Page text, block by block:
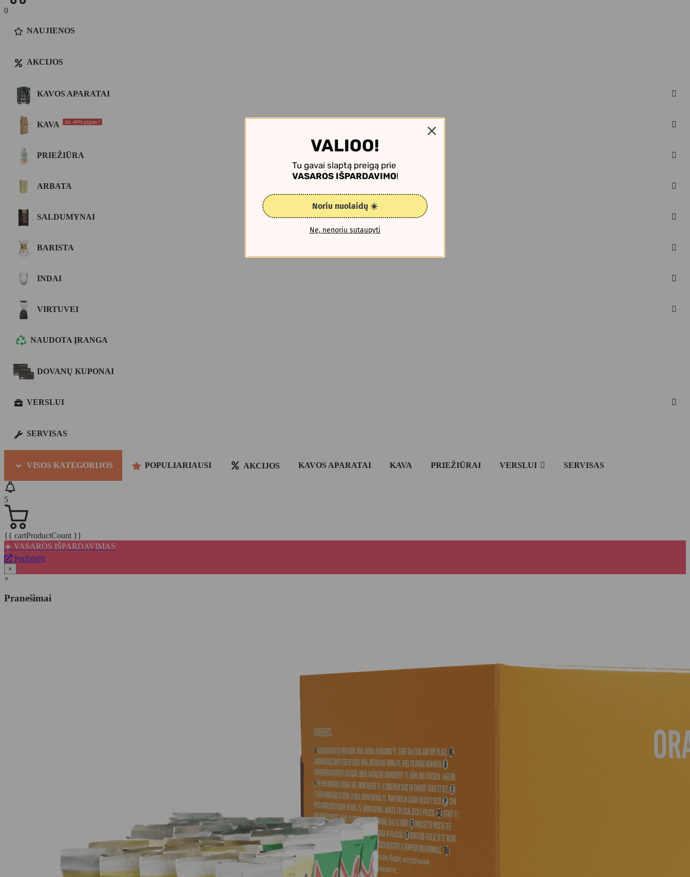
0
NAUJIENOS
AKCIJOS
KAVOS APARATAI
KAVA iki -40% pigiau !
PRIEŽIŪRA
ARBATA
SALDUMYNAI
BARISTA
INDAI
VIRTUVEI
NAUDOTA ĮRANGA
DOVANŲ KUPONAI
VERSLUI
SERVISAS
VISOS KATEGORIJOS POPULIARIAUSI AKCIJOS KAVOS APARATAI KAVA PRIEŽIŪRAI VERSLUI SERVISAS
5
{{ cartProductCount }}
☀️ VASAROS IŠPARDAVIMAS
Peržiūrėti
×
×
Pranešimai
VALIOO!
Tu gavai slaptą preigą prie
VASAROS IŠPARDAVIMO!
Noriu nuolaidų ☀️
Ne, nenoriu sutaupyti